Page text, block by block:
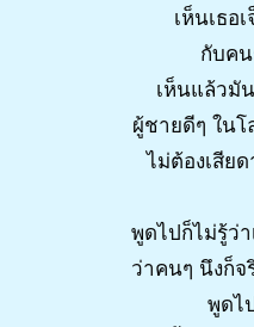
เห็นเธอ
กับคน
เห็นแล้วมั
ผู้ชายดีๆ ในโ
ไม่ต้องเสีย
พูดไปก็ไม่รู้ว่
ว่าคนๆ นึงก็จ
พูดไ